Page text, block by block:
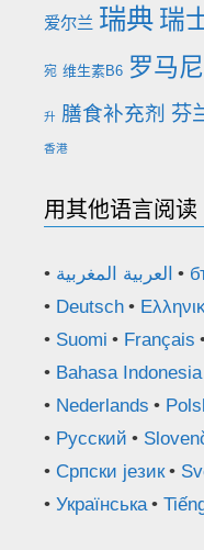
爱尔兰 瑞典 瑞
宛 维生素B6 罗马
升 膳食补充剂 芬
香港
用其他语言阅读
العربية المغربية
Deutsch
Suomi
Français
Bahasa Indonesia
Nederlands
Русский
Српски језик
Українська